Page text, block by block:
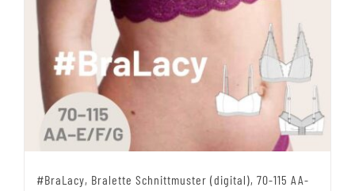
#BraLacy, Bralette Schnittmuster (digital), 70-115 AA-